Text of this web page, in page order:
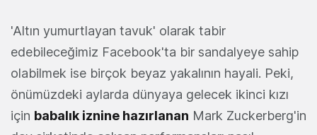
'Altın yumurtlayan tavuk' olarak tabir
edebileceğimiz Facebook'ta bir sandalyeye sahip
olabilmek ise birçok beyaz yakalının hayali. Peki,
önümüzdeki aylarda dünyaya gelecek ikinci kızı
için babalık iznine hazırlanan Mark Zuckerberg'in